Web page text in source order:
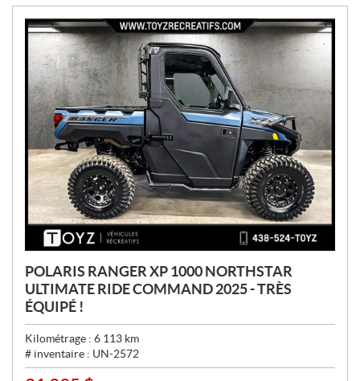
:
POLARIS RANGER XP 1000 NORTHSTAR
ULTIMATE RIDE COMMAND 2025 - TRÈS
ÉQUIPÉ !
Kilométrage : 6 113 km
# inventaire : UN-2572